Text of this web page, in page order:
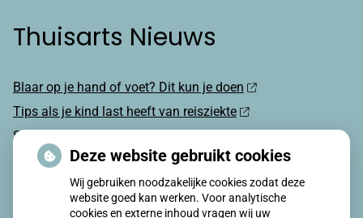
Thuisarts Nieuws
Blaar op je hand of voet? Dit kun je doen
Tips als je kind last heeft van reisziekte
Sterke zon op je huid: let op
Denk je na over een borstvergroting?
Twijfel over gender? Hier vind je hulp
Deze website gebruikt cookies
Wij gebruiken noodzakelijke cookies zodat deze
website goed kan werken. Voor analytische
cookies en externe inhoud vragen wij uw